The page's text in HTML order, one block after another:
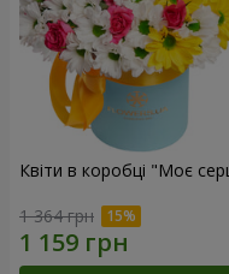
Квіти в коробці "Моє
1 364 грн